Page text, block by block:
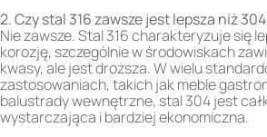
2. Czy stal 316 zawsze jest lepsza niż
Nie zawsze. Stal 316 charakteryzuje się
korozję, szczególnie w środowiskach
kwasy, ale jest droższa. W wielu
zastosowaniach, takich jak meble
balustrady wewnętrzne, stal 304 jest
wystarczająca i bardziej ekonomiczna.